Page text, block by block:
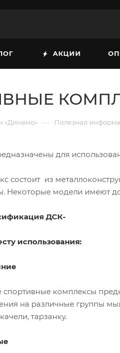
АКЦИИ
«Динамо» — Полезная
для
состоит из
Некоторые модели имеют
ДСК-
использования:
спортивные комплексы
на различные группы
качели, тарзанку.